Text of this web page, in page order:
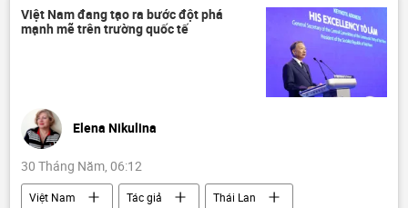
quan hệ quốc tế
gia nhập Ukraina
Việt Nam đang tạo ra bước đột phá
mạnh mẽ trên trường quốc tế
Elena Nikulina
30 Tháng Năm, 06:12
Việt Nam Tác giả
Thái Lan